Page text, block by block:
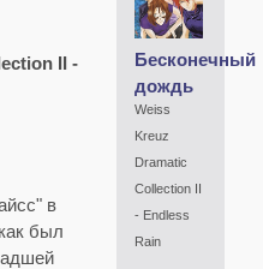
II -
в
был
Бесконечный
дождь
Weiss
Kreuz
Dramatic
Collection II
- Endless
Rain